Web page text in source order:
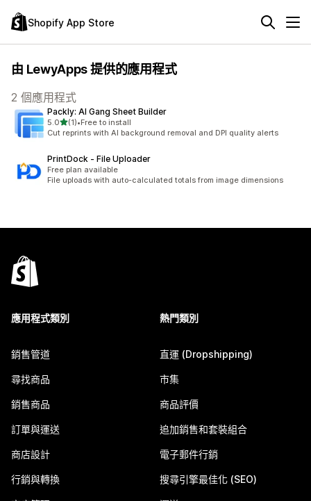
Shopify App Store
由 LewyApps 提供的應用程式
2 個應用程式
Packly: AI Gang Sheet Builder
5.0滿分 5 顆星
(1)
共有 1 則評價
•Free to install
Cut reprints with AI background removal and DPI quality alerts
PrintDock ‑ File Uploader
Free plan available
File uploads with auto-calculated totals from image dimensions
應用程式類別
銷售管道
尋找商品
銷售商品
訂單與運送
商店設計
行銷與轉換
熱門類別
直運 (Dropshipping)
市集
商品評價
追加銷售和套裝組合
電子郵件行銷
搜尋引擎最佳化 (SEO)